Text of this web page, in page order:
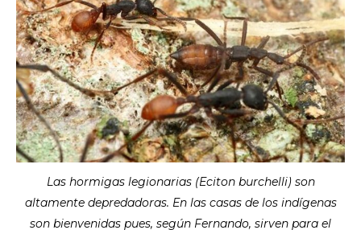
Las hormigas legionarias (Eciton burchelli) son
altamente depredadoras. En las casas de los indígenas
son bienvenidas pues, según Fernando, sirven para el